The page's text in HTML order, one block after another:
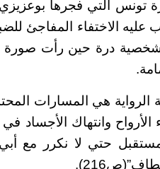
عليه الاختفاء المفاجئ
شخصية درة حين رأت
.
هي المسارات
وانتهاك الأجساد في
حتي لا نكرر مع
.